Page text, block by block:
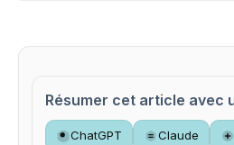
Résumer cet article avec
ChatGPT Claude